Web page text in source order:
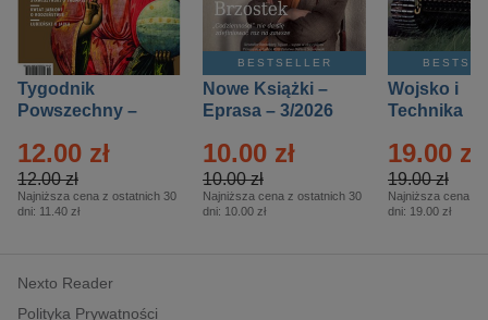
Tygodnik
Powszechny –
12.00 zł
12.00 zł
Najniższa cena z ostatnich 30
dni: 11.40 zł
BESTSELLER
Nowe Książki –
Eprasa – 3/2026
10.00 zł
10.00 zł
Najniższa cena z ostatnich 30
dni: 10.00 zł
Wojsko i
Technika
– 2/2026
19.00 zł
19.00 zł
Najniższa cena z
dni: 19.00 zł
Nexto Reader
Polityka Prywatności